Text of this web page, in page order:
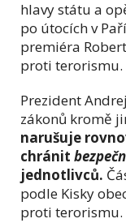
hlavy státu a
po útocích v
premiéra
proti terorismu.
Prezident
zákonů kromě
narušuje
chránit
jednotlivců.
podle Kisky
proti terorismu.